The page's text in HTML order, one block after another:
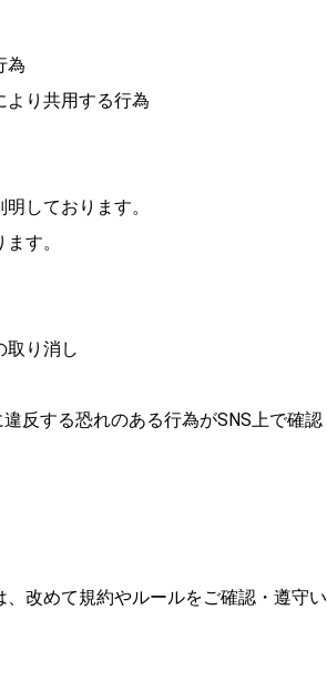
為
より共用する行為
しております。
す。
取り消し
反する恐れのある行為がSNS上で確認
改めて規約やルールをご確認・遵守い